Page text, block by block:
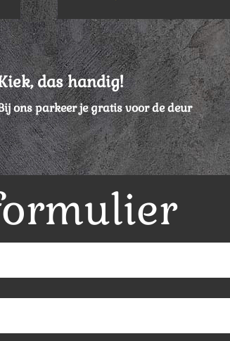
das handig!
ons parkeer je gratis voor de deur